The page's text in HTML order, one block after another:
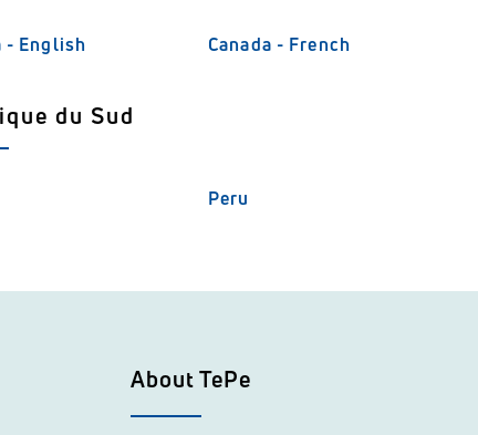
- English Canada - French
du Sud
Peru
About TePe